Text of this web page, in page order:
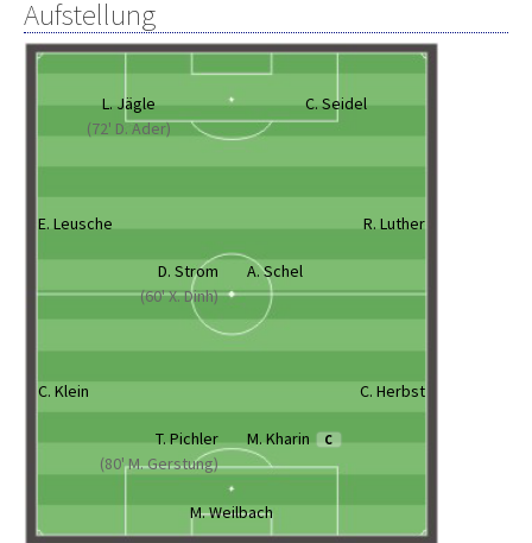
Aufstellung
L. Jägle
(72' D. Ader)
C. Seidel
E. Leusche R. Luther
D. Strom
(60' X. Dinh)
A. Schel
C. Klein C. Herbst
T. Pichler
(80' M. Gerstung)
M. Kharin C
M. Weilbach